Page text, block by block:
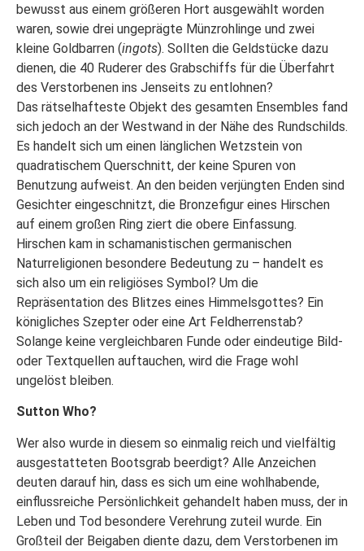
bewusst aus einem größeren Hort ausgewählt worden
waren, sowie drei ungeprägte Münzrohlinge und zwei
kleine Goldbarren (ingots). Sollten die Geldstücke dazu
dienen, die 40 Ruderer des Grabschiffs für die Überfahrt
des Verstorbenen ins Jenseits zu entlohnen?
Das rätselhafteste Objekt des gesamten Ensembles fand
sich jedoch an der Westwand in der Nähe des Rundschilds.
Es handelt sich um einen länglichen Wetzstein von
quadratischem Querschnitt, der keine Spuren von
Benutzung aufweist. An den beiden verjüngten Enden sind
Gesichter eingeschnitzt, die Bronzefigur eines Hirschen
auf einem großen Ring ziert die obere Einfassung.
Hirschen kam in schamanistischen germanischen
Naturreligionen besondere Bedeutung zu – handelt es
sich also um ein religiöses Symbol? Um die
Repräsentation des Blitzes eines Himmelsgottes? Ein
königliches Szepter oder eine Art Feldherrenstab?
Solange keine vergleichbaren Funde oder eindeutige Bild-
oder Textquellen auftauchen, wird die Frage wohl
ungelöst bleiben.
Sutton Who?
Wer also wurde in diesem so einmalig reich und vielfältig
ausgestatteten Bootsgrab beerdigt? Alle Anzeichen
deuten darauf hin, dass es sich um eine wohlhabende,
einflussreiche Persönlichkeit gehandelt haben muss, der in
Leben und Tod besondere Verehrung zuteil wurde. Ein
Großteil der Beigaben diente dazu, dem Verstorbenen im